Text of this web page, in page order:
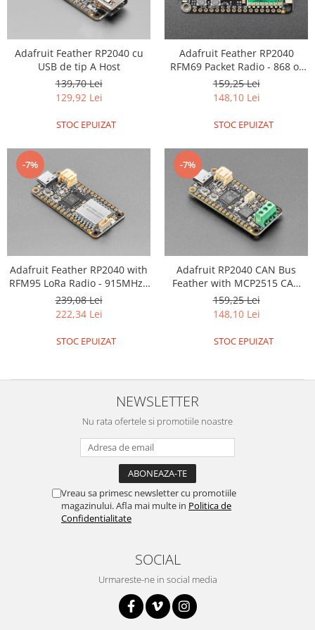
Motoare
Micro Metal
Motor 25D
Motor 37D
Stepper
Sub-Micro
Tamiya
Roti si Senile
Sasiu
Servomotoare
Suruburi, Piulite, Conectare
Platforme de dezvoltare
.NET
Adafruit Feather RP2040 cu
USB de tip A Host
139,70 Lei
129,92 Lei
STOC EPUIZAT
Adafruit Feather RP2040
RFM69 Packet Radio - 868 or
915MHz - RadioFruit and
STEMMA QT
159,25 Lei
148,10 Lei
STOC EPUIZAT
-7%
Adafruit Feather RP2040 with
RFM95 LoRa Radio - 915MHz -
RadioFruit and STEMMA QT
239,08 Lei
222,34 Lei
STOC EPUIZAT
-7%
Adafruit RP2040 CAN Bus
Feather with MCP2515 CAN
Controller - STEMMA QT
159,25 Lei
148,10 Lei
STOC EPUIZAT
NEWSLETTER
Nu rata ofertele si promotiile noastre
Vreau sa primesc newsletter cu promotiile
magazinului. Afla mai multe in Politica de
Confidentialitate
SOCIAL
Urmareste-ne in social media